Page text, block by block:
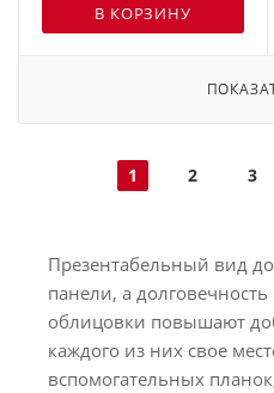
В КОРЗИНУ
1 2 3
Презентабельный вид
панели, а
облицовки повышают
каждого из них свое
вспомогательных